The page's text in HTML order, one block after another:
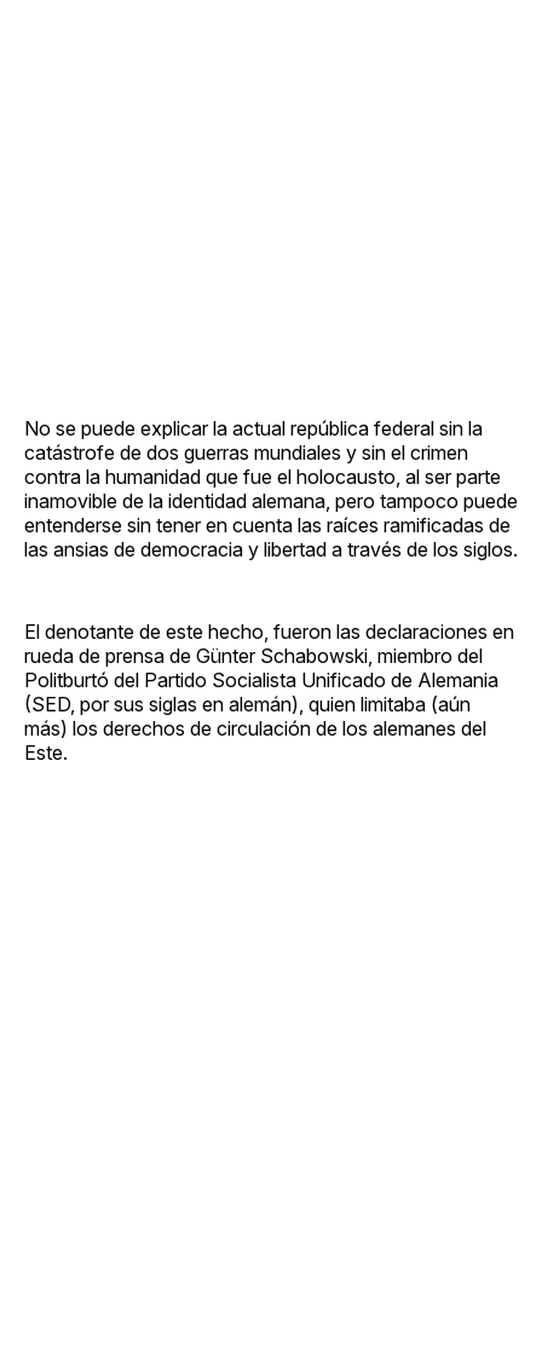
No se puede explicar la actual república federal sin la
catástrofe de dos guerras mundiales y sin el crimen
contra la humanidad que fue el holocausto, al ser parte
inamovible de la identidad alemana, pero tampoco puede
entenderse sin tener en cuenta las raíces ramificadas de
las ansias de democracia y libertad a través de los siglos.
El denotante de este hecho, fueron las declaraciones en
rueda de prensa de Günter Schabowski, miembro del
Politburtó del Partido Socialista Unificado de Alemania
(SED, por sus siglas en alemán), quien limitaba (aún
más) los derechos de circulación de los alemanes del
Este.